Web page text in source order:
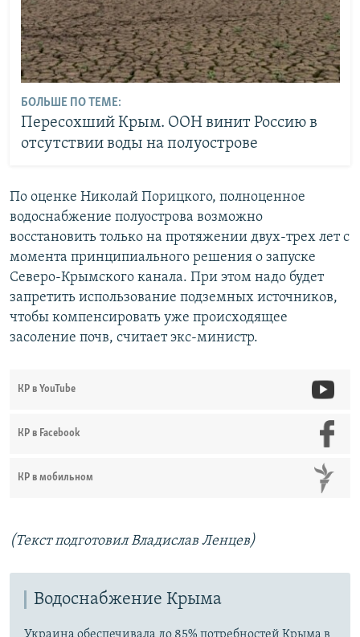
БОЛЬШЕ ПО ТЕМЕ:
Пересохший Крым. ООН винит Россию в
отсутствии воды на полуострове
По оценке Николай Порицкого, полноценное
водоснабжение полуострова возможно
восстановить только на протяжении двух-трех лет с
момента принципиального решения о запуске
Северо-Крымского канала. При этом надо будет
запретить использование подземных источников,
чтобы компенсировать уже происходящее
засоление почв, считает экс-министр.
КР в YouTube
КР в Facebook
КР в мобильном
(Текст подготовил Владислав Ленцев)
Водоснабжение Крыма
Украина обеспечивала до 85% потребностей Крыма в